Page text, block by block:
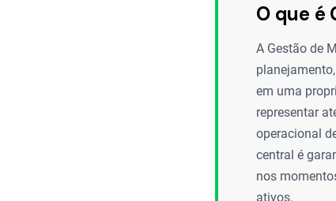
O que é
A Gestão de
em uma
representar
operacional
central é
nos
ativos.